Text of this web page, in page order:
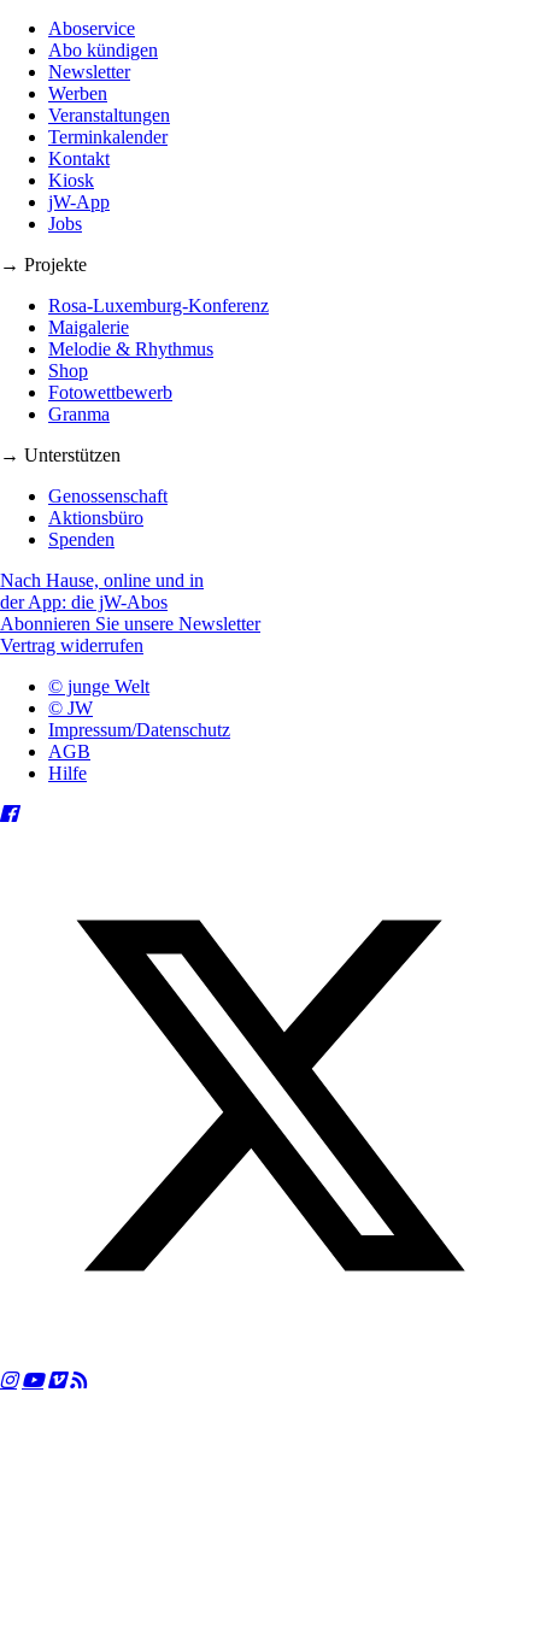
Aboservice
Abo kündigen
Newsletter
Werben
Veranstaltungen
Terminkalender
Kontakt
Kiosk
jW-App
Jobs
→ Projekte
Rosa-Luxemburg-Konferenz
Maigalerie
Melodie & Rhythmus
Shop
Fotowettbewerb
Granma
→ Unterstützen
Genossenschaft
Aktionsbüro
Spenden
Nach Hause, online und in
der App: die jW-Abos
Abonnieren Sie unsere Newsletter
Vertrag widerrufen
© junge Welt
© JW
Impressum/Datenschutz
AGB
Hilfe